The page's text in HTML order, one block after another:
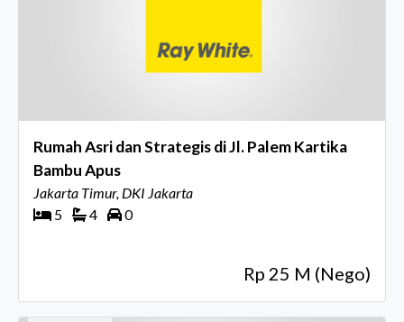
Rumah Asri dan Strategis di Jl. Palem Kartika
Bambu Apus
Jakarta Timur, DKI Jakarta
5
4 0
Rp 25 M (Nego)